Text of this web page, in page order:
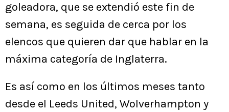
goleadora, que se extendió este fin de
semana, es seguida de cerca por los
elencos que quieren dar que hablar en la
máxima categoría de Inglaterra.
Es así como en los últimos meses tanto
desde el Leeds United, Wolverhampton y